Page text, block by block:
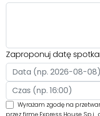
Zaproponuj datę
Wyrażam zgodę na
przez firmę Express House